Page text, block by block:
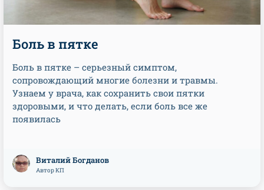
Боль в пятке
Боль в пятке – серьезный симптом,
сопровождающий многие болезни и травмы.
Узнаем у врача, как сохранить свои пятки
здоровыми, и что делать, если боль все же
появилась
Виталий Богданов
Автор КП